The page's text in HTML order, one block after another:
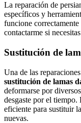
La reparación de
específicos y
funcione
contactarme si
Sustitución de
Una de las
sustitución de lamas
deformarse por
desgaste por el
eficiente para sustituir
nuevas.